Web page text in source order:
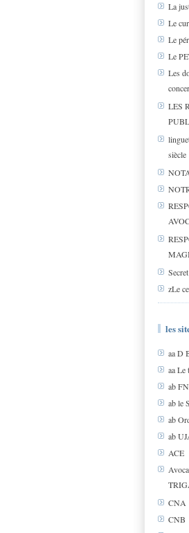
La
Le
Le
Le
Les
LES
siècle
zLe
les
aa D
aa
ab
ab le
ab
ab
ACE
CNA
CNB